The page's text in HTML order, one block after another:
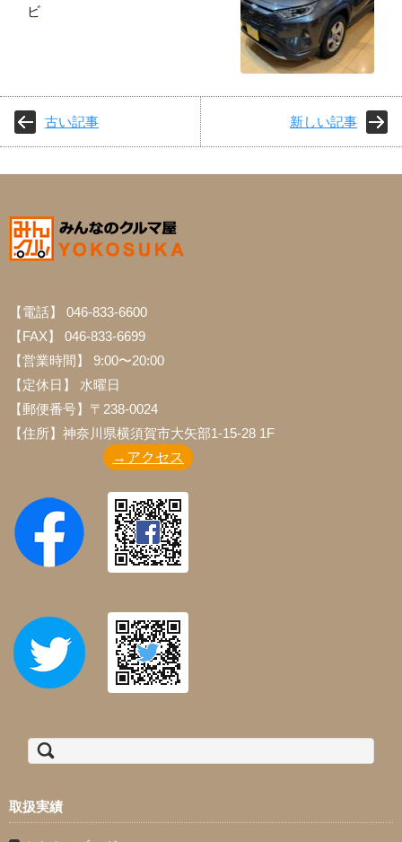
ビ
古い記事 新しい記事
【電話】 046-833-6600
【FAX】 046-833-6699
【営業時間】 9:00〜20:00
【定休日】 水曜日
【郵便番号】〒238-0024
【住所】神奈川県横須賀市大矢部1-15-28 1F
→アクセス
検索:
取扱実績